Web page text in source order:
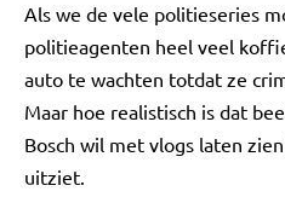
Als we de vele politieseries
politieagenten heel veel
auto te wachten totdat ze
Maar hoe realistisch is dat
Bosch wil met vlogs laten
uitziet.